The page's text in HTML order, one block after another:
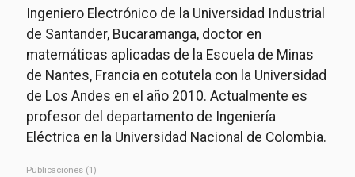
Ingeniero Electrónico de la Universidad Industrial
de Santander, Bucaramanga, doctor en
matemáticas aplicadas de la Escuela de Minas
de Nantes, Francia en cotutela con la Universidad
de Los Andes en el año 2010. Actualmente es
profesor del departamento de Ingeniería
Eléctrica en la Universidad Nacional de Colombia.
Publicaciones (1)